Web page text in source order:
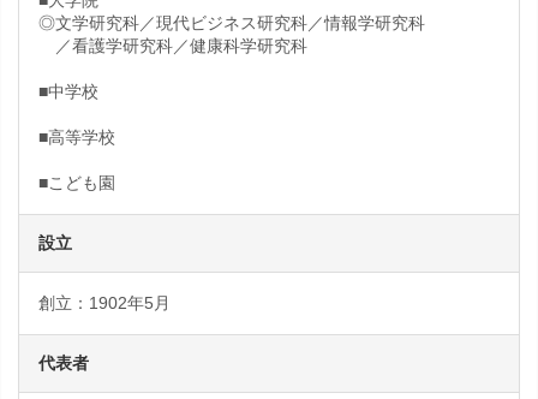
◎文学研究科／現代ビジネス研究科／情報学研究科
／看護学研究科／健康科学研究科
■中学校
■高等学校
■こども園
設立
創立：1902年5月
代表者